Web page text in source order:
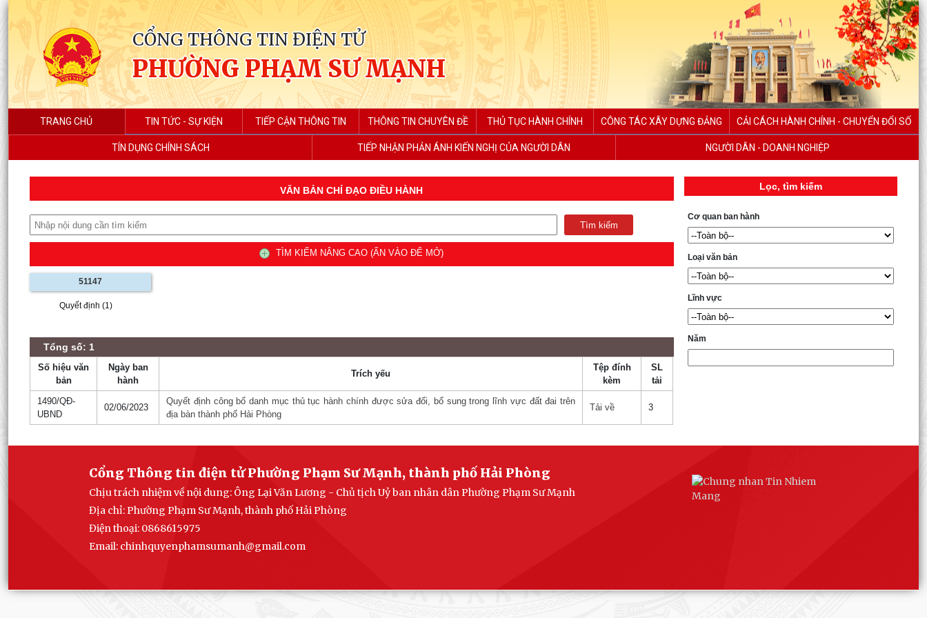
CỔNG THÔNG TIN ĐIỆN TỬ
PHƯỜNG PHẠM SƯ MẠNH
TRANG CHỦ TIN TỨC - SỰ KIỆN TIẾP CẬN THÔNG TIN THÔNG TIN CHUYÊN ĐỀ THỦ TỤC HÀNH CHÍNH CÔNG TÁC XÂY DỰNG ĐẢNG CẢI CÁCH HÀNH CHÍNH - CHUYỂN ĐỔI SỐ
TÍN DỤNG CHÍNH SÁCH TIẾP NHẬN PHẢN ÁNH KIẾN NGHỊ CỦA NGƯỜI DÂN NGƯỜI DÂN - DOANH NGHIỆP
VĂN BẢN CHỈ ĐẠO ĐIỀU HÀNH
TÌM KIẾM NÂNG CAO (ẤN VÀO ĐỂ MỞ)
51147
Quyết định (1)
Tổng số: 1
Số hiệu văn
bản
Ngày ban
hành
Trích yếu
Tệp đính
kèm
SL
tải
1490/QĐ-
UBND
02/06/2023
Quyết định công bố danh mục thủ tục hành chính được sửa đổi, bổ sung trong lĩnh vực đất đai trên
địa bàn thành phố Hải Phòng
Tải về 3
Lọc, tìm kiếm
Cơ quan ban hành
Loại văn bản
Lĩnh vực
Năm
Cổng Thông tin điện tử Phường Phạm Sư Mạnh, thành phố Hải Phòng
Chịu trách nhiệm về nội dung: Ông Lại Văn Lương - Chủ tịch Uỷ ban nhân dân Phường Phạm Sư Mạnh
Địa chỉ: Phường Phạm Sư Mạnh, thành phố Hải Phòng
Điện thoại: 0868615975
Email: chinhquyenphamsumanh@gmail.com